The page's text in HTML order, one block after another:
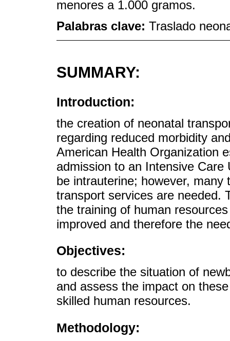
menores a 1.000 gramos.
Palabras clave: Traslado
SUMMARY:
Introduction:
the creation of neonatal
regarding reduced morbidity
American Health Organization
admission to an Intensive
be intrauterine; however,
transport services are needed.
the training of human
improved and therefore the
Objectives:
to describe the situation of
and assess the impact on
skilled human resources.
Methodology: